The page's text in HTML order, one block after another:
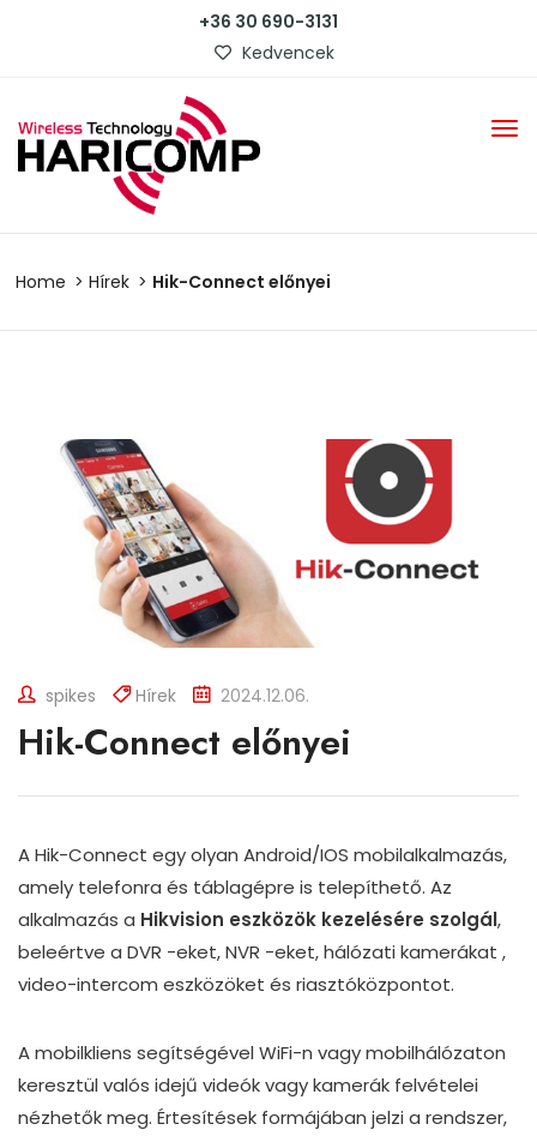
+36 30 690-3131
Kedvencek
Home Hírek Hik-Connect előnyei
spikes Hírek 2024.12.06.
Hik-Connect előnyei
A Hik-Connect egy olyan Android/IOS mobilalkalmazás,
amely telefonra és táblagépre is telepíthető. Az
alkalmazás a Hikvision eszközök kezelésére szolgál,
beleértve a DVR -eket, NVR -eket, hálózati kamerákat ,
video-intercom eszközöket és riasztóközpontot.
A mobilkliens segítségével WiFi-n vagy mobilhálózaton
keresztül valós idejű videók vagy kamerák felvételei
nézhetők meg. Értesítések formájában jelzi a rendszer,